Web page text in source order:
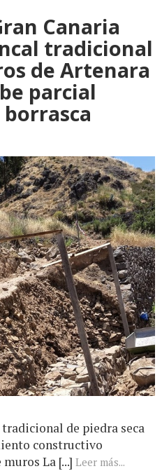
Canaria
tradicional
de Artenara
parcial
de piedra seca
constructivo
La [...] Leer más...